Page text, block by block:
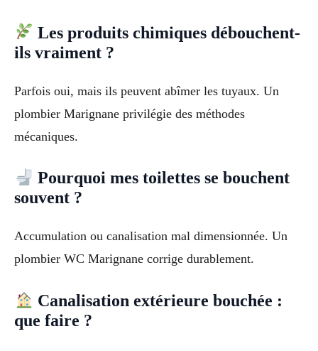
Les produits chimiques débouchent-
ils vraiment ?
Parfois oui, mais ils peuvent abîmer les tuyaux. Un
plombier Marignane privilégie des méthodes
mécaniques.
Pourquoi mes toilettes se bouchent
souvent ?
Accumulation ou canalisation mal dimensionnée. Un
plombier WC Marignane corrige durablement.
Canalisation extérieure bouchée :
que faire ?